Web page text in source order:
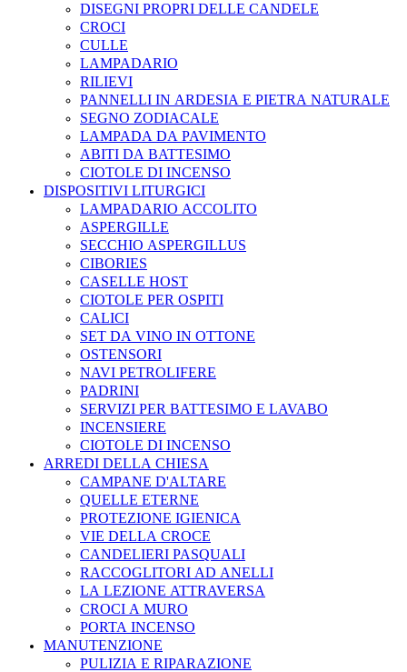
DISEGNI PROPRI DELLE CANDELE
CROCI
CULLE
LAMPADARIO
RILIEVI
PANNELLI IN ARDESIA E PIETRA NATURALE
SEGNO ZODIACALE
LAMPADA DA PAVIMENTO
ABITI DA BATTESIMO
CIOTOLE DI INCENSO
DISPOSITIVI LITURGICI
LAMPADARIO ACCOLITO
ASPERGILLE
SECCHIO ASPERGILLUS
CIBORIES
CASELLE HOST
CIOTOLE PER OSPITI
CALICI
SET DA VINO IN OTTONE
OSTENSORI
NAVI PETROLIFERE
PADRINI
SERVIZI PER BATTESIMO E LAVABO
INCENSIERE
CIOTOLE DI INCENSO
ARREDI DELLA CHIESA
CAMPANE D'ALTARE
QUELLE ETERNE
PROTEZIONE IGIENICA
VIE DELLA CROCE
CANDELIERI PASQUALI
RACCOGLITORI AD ANELLI
LA LEZIONE ATTRAVERSA
CROCI A MURO
PORTA INCENSO
MANUTENZIONE
PULIZIA E RIPARAZIONE